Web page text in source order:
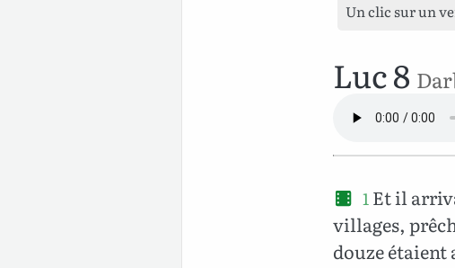
Un clic sur un
Luc 8
1Et il
villages,
douze étaient